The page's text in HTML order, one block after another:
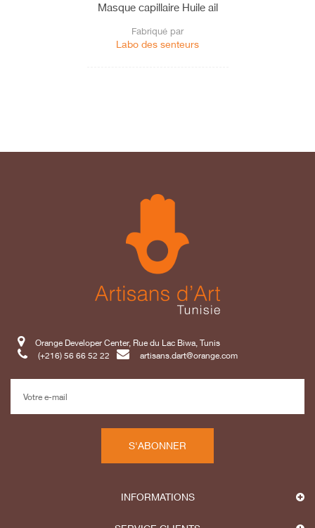
Masque capillaire Huile ail
Fabriqué par
Labo des senteurs
Orange Developer Center, Rue du Lac Biwa, Tunis
(+216) 56 66 52 22
artisans.dart@orange.com
S'ABONNER
INFORMATIONS